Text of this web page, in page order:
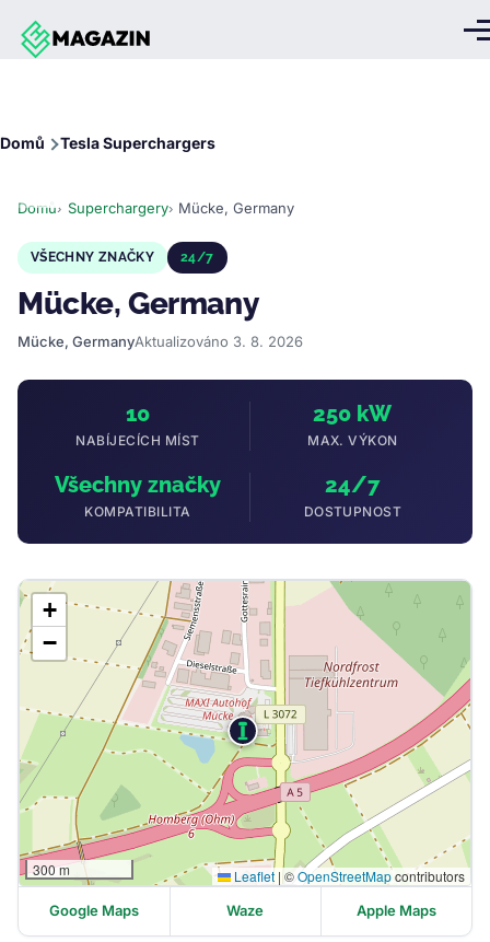
Přejít k hlavnímu obsahu
Domů Tesla Superchargers
Domů Superchargery Mücke, Germany
VŠECHNY ZNAČKY 24/7
Mücke, Germany
Mücke, GermanyAktualizováno 3. 8. 2026
10
NABÍJECÍCH MÍST
250 kW
MAX. VÝKON
Všechny značky
KOMPATIBILITA
24/7
DOSTUPNOST
+
−
300 m Leaflet | ©OpenStreetMapcontributors
Google Maps Waze Apple Maps